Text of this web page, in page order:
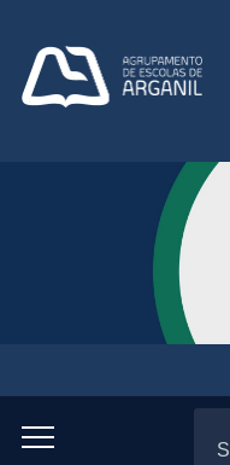
Toggle
for: